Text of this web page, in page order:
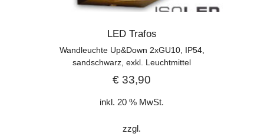
LED Trafos
Wandleuchte Up&Down 2xGU10, IP54,
sandschwarz, exkl. Leuchtmittel
€ 33,90
inkl. 20 % MwSt.
zzgl.